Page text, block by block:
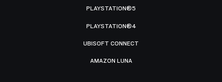
PLAYSTATION®5
PLAYSTATION®4
UBISOFT CONNECT
AMAZON LUNA